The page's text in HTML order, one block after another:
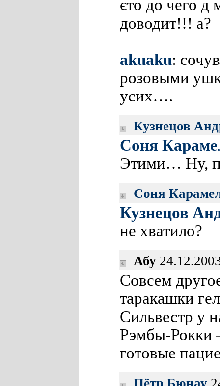
єто до чего
доводит!!! а?
akuaku:
розовыми
усих….
Кузнецов
Соня
Этими… Ну,
Соня
Кузнецов
не хватило?
Абу
Совсем
таракашки
Сильвестр у
Рэмбы-Рокки
готовые
Пётр Бюнау